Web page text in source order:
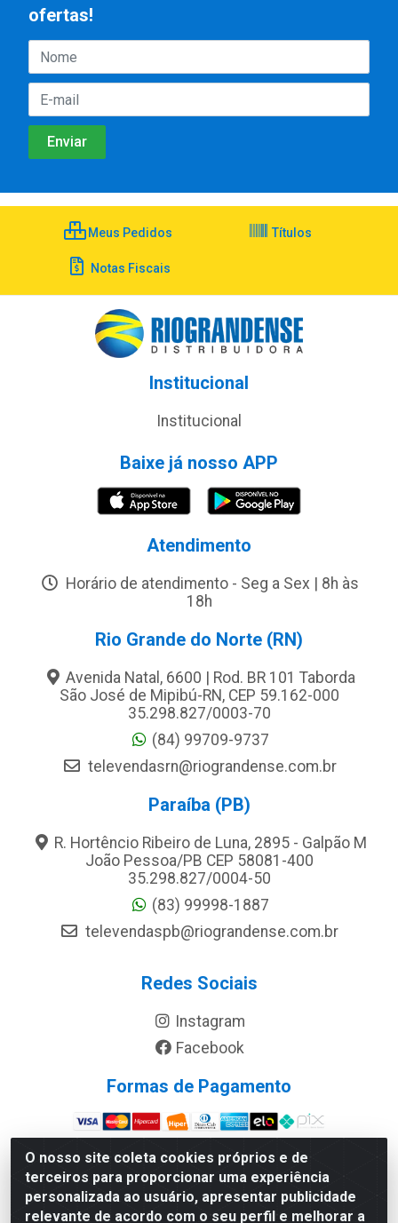
O nosso site coleta cookies próprios e de
terceiros para proporcionar uma experiência
personalizada ao usuário, apresentar publicidade
relevante de acordo com o seu perfil e melhorar a
ofertas!
Meus Pedidos Títulos
Notas Fiscais
Institucional
Institucional
Baixe já nosso APP
Atendimento
Horário de atendimento - Seg a Sex | 8h às
18h
Rio Grande do Norte (RN)
Avenida Natal, 6600 | Rod. BR 101 Taborda
São José de Mipibú-RN, CEP 59.162-000
35.298.827/0003-70
(84) 99709-9737
televendasrn@riograndense.com.br
Paraíba (PB)
R. Hortêncio Ribeiro de Luna, 2895 - Galpão M
João Pessoa/PB CEP 58081-400
35.298.827/0004-50
(83) 99998-1887
televendaspb@riograndense.com.br
Redes Sociais
Instagram
Facebook
Formas de Pagamento
Site Seguro